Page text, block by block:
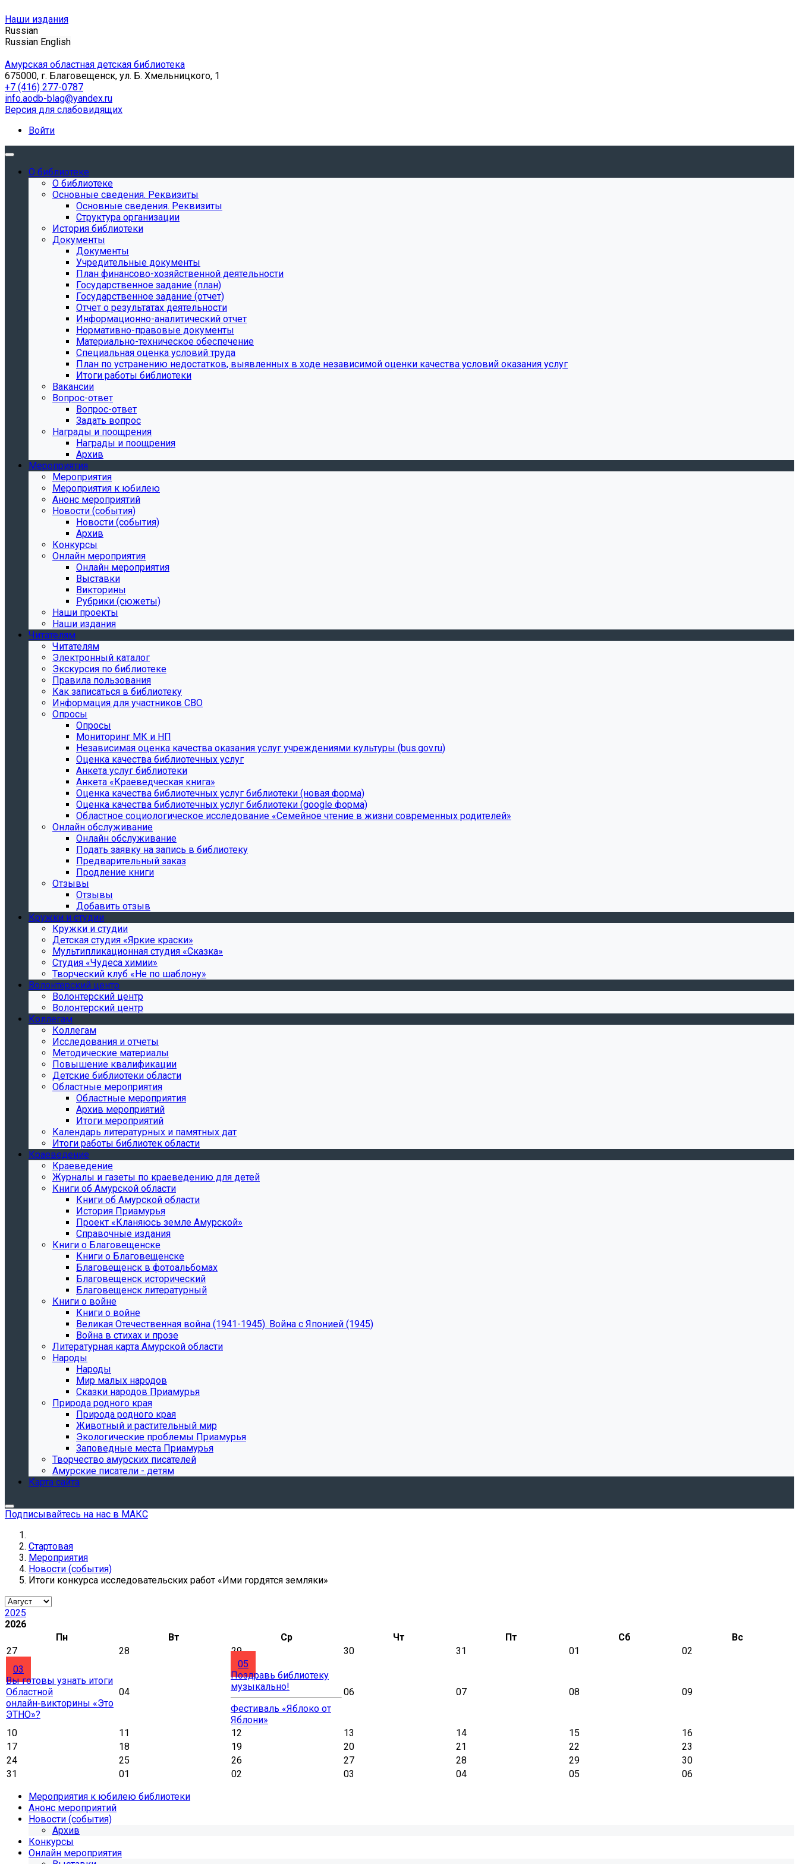
Наши издания
Russian
Russian English
Амурская областная детская библиотека
675000, г. Благовещенск, ул. Б. Хмельницкого, 1
+7 (416) 277-0787
info.aodb-blag@yandex.ru
Версия для слабовидящих
Войти
О библиотеке
О библиотеке
Основные сведения. Реквизиты
Основные сведения. Реквизиты
Структура организации
История библиотеки
Документы
Документы
Учредительные документы
План финансово-хозяйственной деятельности
Государственное задание (план)
Государственное задание (отчет)
Отчет о результатах деятельности
Информационно-аналитический отчет
Нормативно-правовые документы
Материально-техническое обеспечение
Специальная оценка условий труда
План по устранению недостатков, выявленных в ходе независимой оценки качества условий оказания услуг
Итоги работы библиотеки
Вакансии
Вопрос-ответ
Вопрос-ответ
Задать вопрос
Награды и поощрения
Награды и поощрения
Архив
Мероприятия
Мероприятия
Мероприятия к юбилею
Анонс мероприятий
Новости (события)
Новости (события)
Архив
Конкурсы
Онлайн мероприятия
Онлайн мероприятия
Выставки
Викторины
Рубрики (сюжеты)
Наши проекты
Наши издания
Читателям
Читателям
Электронный каталог
Экскурсия по библиотеке
Правила пользования
Как записаться в библиотеку
Информация для участников СВО
Опросы
Опросы
Мониторинг МК и НП
Независимая оценка качества оказания услуг учреждениями культуры (bus.gov.ru)
Оценка качества библиотечных услуг
Анкета услуг библиотеки
Анкета «Краеведческая книга»
Oценка качества библиотечных услуг библиотеки (новая форма)
Oценка качества библиотечных услуг библиотеки (google форма)
Областное социологическое исследование «Семейное чтение в жизни современных родителей»
Онлайн обслуживание
Онлайн обслуживание
Подать заявку на запись в библиотеку
Предварительный заказ
Продление книги
Отзывы
Отзывы
Добавить отзыв
Кружки и студии
Кружки и студии
Детская студия «Яркие краски»
Мультипликационная студия «Сказка»
Студия «Чудеса химии»
Творческий клуб «Не по шаблону»
Волонтерский центр
Волонтерский центр
Волонтерский центр
Коллегам
Коллегам
Исследования и отчеты
Методические материалы
Повышение квалификации
Детские библиотеки области
Областные мероприятия
Областные мероприятия
Архив мероприятий
Итоги мероприятий
Календарь литературных и памятных дат
Итоги работы библиотек области
Краеведение
Краеведение
Журналы и газеты по краеведению для детей
Книги об Амурской области
Книги об Амурской области
История Приамурья
Проект «Кланяюсь земле Амурской»
Справочные издания
Книги о Благовещенске
Книги о Благовещенске
Благовещенск в фотоальбомах
Благовещенск исторический
Благовещенск литературный
Книги о войне
Книги о войне
Великая Отечественная война (1941-1945). Война с Японией (1945)
Война в стихах и прозе
Литературная карта Амурской области
Народы
Народы
Мир малых народов
Сказки народов Приамурья
Природа родного края
Природа родного края
Животный и растительный мир
Экологические проблемы Приамурья
Заповедные места Приамурья
Творчество амурских писателей
Амурские писатели - детям
Карта сайта
Подписывайтесь на нас в МАКС
Стартовая
Мероприятия
Новости (события)
Итоги конкурса исследовательских работ «Ими гордятся земляки»
2025
2026
Пн
Вт Ср Чт Пт Сб
Вс
27
28 29 30 31 01
02
03
Вы готовы узнать итоги
Областной
онлайн‑викторины «Это
ЭТНО»?
04
05
Поздравь библиотеку
музыкально!
Фестиваль «Яблоко от
Яблони»
06 07 08 09
10 11 12 13 14 15
16
17
18 19 20 21 22
23
24
25 26 27 28 29
30
31
01 02 03 04 05
06
Мероприятия к юбилею библиотеки
Анонс мероприятий
Новости (события)
Архив
Конкурсы
Онлайн мероприятия